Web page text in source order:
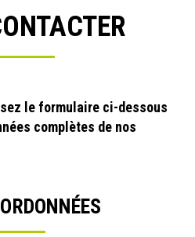
le formulaire ci-dessous
complètes de nos